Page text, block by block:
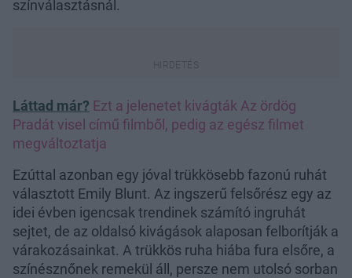
színválasztásnál.
Láttad már? Ezt a jelenetet kivágták Az ördög
Pradát visel című filmből, pedig az egész filmet
megváltoztatja
Ezúttal azonban egy jóval trükkösebb fazonú ruhát
választott Emily Blunt. Az ingszerű felsőrész egy az
idei évben igencsak trendinek számító ingruhát
sejtet, de az oldalsó kivágások alaposan felborítják a
várakozásainkat. A trükkös ruha hiába fura elsőre, a
színésznőnek remekül áll, persze nem utolsó sorban